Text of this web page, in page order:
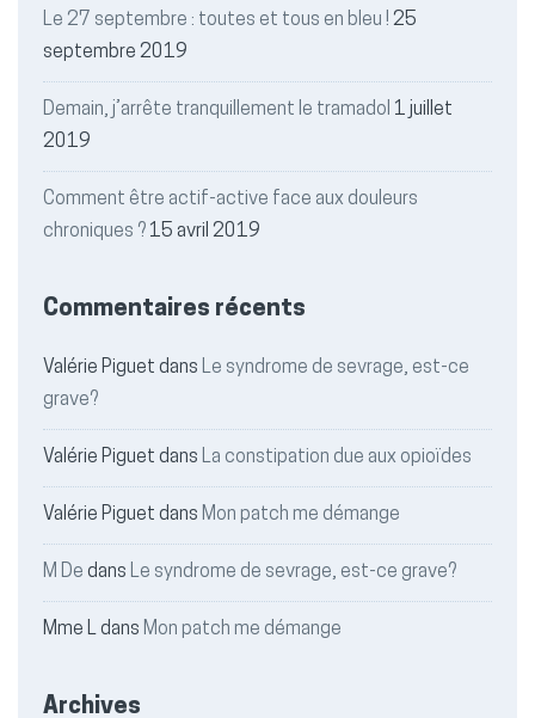
Le 27 septembre : toutes et tous en bleu ! 25
septembre 2019
Demain, j’arrête tranquillement le tramadol 1 juillet
2019
Comment être actif-active face aux douleurs
chroniques ? 15 avril 2019
Commentaires récents
Valérie Piguet dans Le syndrome de sevrage, est-ce
grave?
Valérie Piguet dans La constipation due aux opioïdes
Valérie Piguet dans Mon patch me démange
M De dans Le syndrome de sevrage, est-ce grave?
Mme Ldans Mon patch me démange
Archives